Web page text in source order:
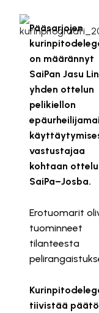
Pääsarjojen
on määrännyt
SaiPan Jasu
yhden ottelun
pelikiellon
vastustajaa
kohtaan
SaiPa–Josba.
Erotuomarit
tuominneet
tilanteesta
tiivistää